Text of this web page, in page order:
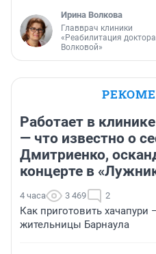
Ирина Волкова
Главврач клиники
«Реабилитация доктора
Волковой»
Работает в
— что известно о
Дмитриенко,
концерте в
4 часа 3 469 2
Как приготовить
жительницы Барнаула